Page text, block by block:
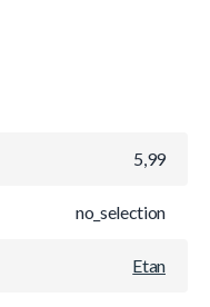
5,99
no_selection
Etan